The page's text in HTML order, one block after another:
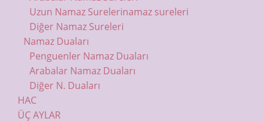
Uzun Namaz Surelerinamaz sureleri
Diğer Namaz Sureleri
Namaz Duaları
Penguenler Namaz Duaları
Arabalar Namaz Duaları
Diğer N. Duaları
HAC
ÜÇ AYLAR